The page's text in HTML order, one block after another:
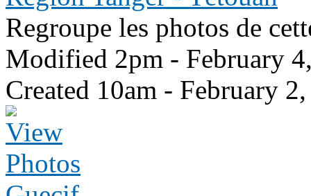
Regroupe les photos de
Modified 2pm - February
Created 10am - February